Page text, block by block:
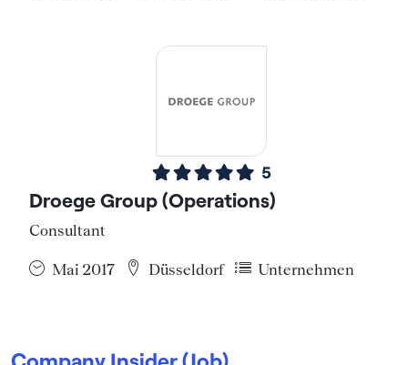
5
Droege Group (Operations)
Consultant
Mai 2017 Düsseldorf Unternehmen